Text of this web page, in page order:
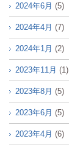
2024年6月 (5)
2024年4月 (7)
2024年1月 (2)
2023年11月 (1)
2023年8月 (5)
2023年6月 (5)
2023年4月 (6)